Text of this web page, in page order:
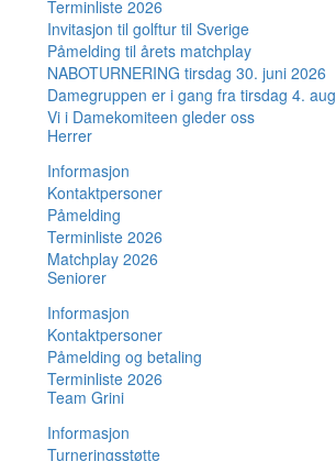
Terminliste 2026
Invitasjon til golftur til Sverige
Påmelding til årets matchplay
NABOTURNERING tirsdag 30. juni 2026
Damegruppen er i gang fra tirsdag 4. aug
Vi i Damekomiteen gleder oss
Herrer
Informasjon
Kontaktpersoner
Påmelding
Terminliste 2026
Matchplay 2026
Seniorer
Informasjon
Kontaktpersoner
Påmelding og betaling
Terminliste 2026
Team Grini
Informasjon
Turneringsstøtte